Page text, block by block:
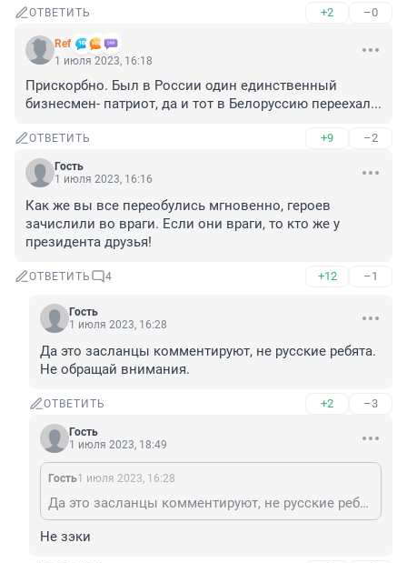
ОТВЕТИТЬ +2 –0
Ref
1 июля 2023, 16:18
Прискорбно. Был в России один единственный
бизнесмен- патриот, да и тот в Белоруссию переехал...
ОТВЕТИТЬ +9 –2
Гость
1 июля 2023, 16:16
Как же вы все переобулись мгновенно, героев
зачислили во враги. Если они враги, то кто же у
президента друзья!
ОТВЕТИТЬ 4 +12 –1
Гость
1 июля 2023, 16:28
Да это засланцы комментируют, не русские ребята.
Не обращай внимания.
ОТВЕТИТЬ +2 –3
Гость
1 июля 2023, 18:49
Гость1 июля 2023, 16:28
Да это засланцы комментируют, не русские ребята. Не обращай внимания.
Не зэки